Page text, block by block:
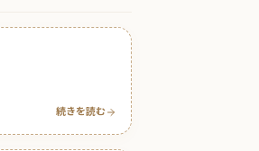
続きを読む